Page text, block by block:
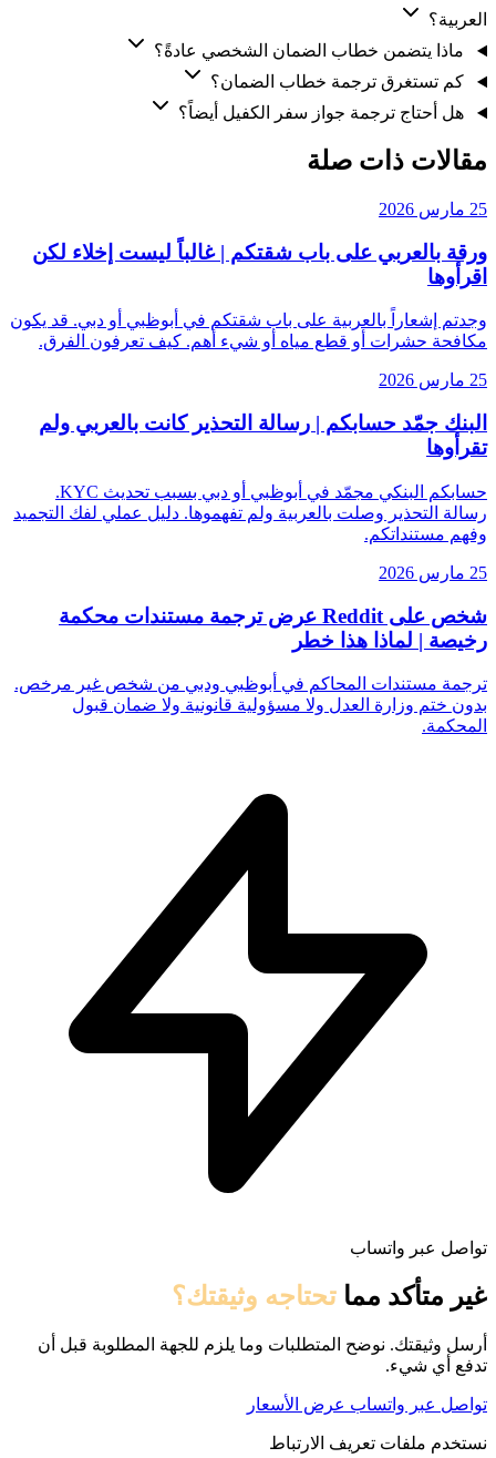
العربية؟
ماذا يتضمن خطاب الضمان الشخصي عادةً؟
كم تستغرق ترجمة خطاب الضمان؟
هل أحتاج ترجمة جواز سفر الكفيل أيضاً؟
مقالات ذات صلة
25 مارس 2026
ورقة بالعربي على باب شقتكم | غالباً ليست إخلاء لكن
اقرأوها
وجدتم إشعاراً بالعربية على باب شقتكم في أبوظبي أو دبي. قد يكون
مكافحة حشرات أو قطع مياه أو شيء أهم. كيف تعرفون الفرق.
25 مارس 2026
البنك جمّد حسابكم | رسالة التحذير كانت بالعربي ولم
تقرأوها
حسابكم البنكي مجمّد في أبوظبي أو دبي بسبب تحديث KYC.
رسالة التحذير وصلت بالعربية ولم تفهموها. دليل عملي لفك التجميد
وفهم مستنداتكم.
25 مارس 2026
شخص على Reddit عرض ترجمة مستندات محكمة
رخيصة | لماذا هذا خطر
ترجمة مستندات المحاكم في أبوظبي ودبي من شخص غير مرخص.
بدون ختم وزارة العدل ولا مسؤولية قانونية ولا ضمان قبول
المحكمة.
تواصل عبر واتساب
غير متأكد مما تحتاجه وثيقتك؟
أرسل وثيقتك. نوضح المتطلبات وما يلزم للجهة المطلوبة قبل أن
تدفع أي شيء.
تواصل عبر واتساب عرض الأسعار
نستخدم ملفات تعريف الارتباط